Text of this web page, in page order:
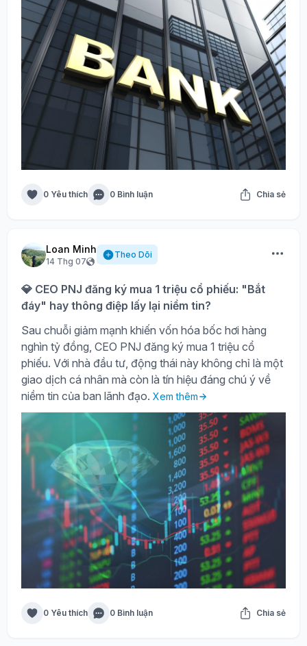
0 Yêu thích 0 Bình luận Chia sẻ
Loan Minh
14 Thg 07
Theo Dõi
💎 CEO PNJ đăng ký mua 1 triệu cổ phiếu: "Bắt
đáy" hay thông điệp lấy lại niềm tin?
Sau chuỗi giảm mạnh khiến vốn hóa bốc hơi hàng
nghìn tỷ đồng, CEO PNJ đăng ký mua 1 triệu cổ
phiếu. Với nhà đầu tư, động thái này không chỉ là một
giao dịch cá nhân mà còn là tín hiệu đáng chú ý về
niềm tin của ban lãnh đạo. Xem thêm
0 Yêu thích 0 Bình luận Chia sẻ